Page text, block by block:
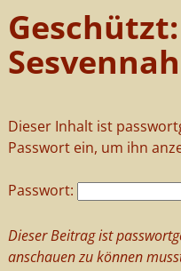
Geschützt:
Dieser Inhalt ist
Passwort ein, um ihn
Passwort:
Dieser Beitrag ist
anschauen zu können